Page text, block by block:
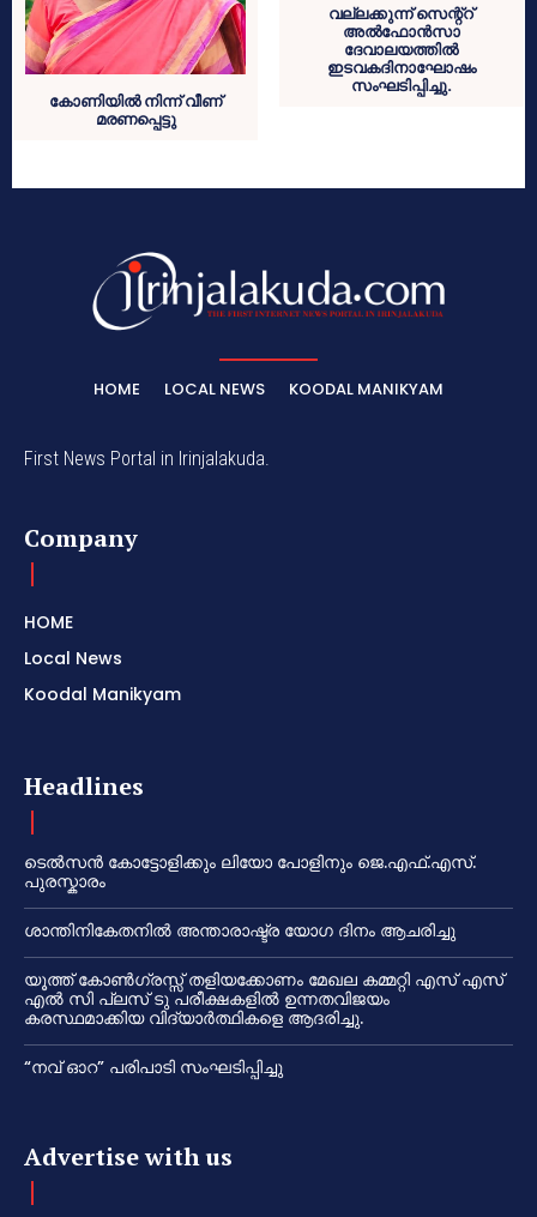
കോണിയിൽ നിന്ന് വീണ്
മരണപ്പെട്ടു
വല്ലക്കുന്ന് സെന്റ്റ്
അൽഫോൻസാ
ദേവാലയത്തിൽ
ഇടവകദിനാഘോഷം
സംഘടിപ്പിച്ചു.
HOME LOCAL NEWS KOODAL MANIKYAM
First News Portal in Irinjalakuda.
Company
HOME
Local News
Koodal Manikyam
Headlines
ടെൽസൻ കോട്ടോളിക്കും ലിയോ പോളിനും ജെ.എഫ്.എസ്.
പുരസ്കാരം
ശാന്തിനികേതനിൽ അന്താരാഷ്ട്ര യോഗ ദിനം ആചരിച്ചു
യൂത്ത് കോൺഗ്രസ്സ് തളിയക്കോണം മേഖല കമ്മറ്റി എസ് എസ്
എൽ സി പ്ലസ് ടു പരീക്ഷകളിൽ ഉന്നതവിജയം
കരസ്ഥമാക്കിയ വിദ്യാർത്ഥികളെ ആദരിച്ചു.
“നവ് ഓറ” പരിപാടി സംഘടിപ്പിച്ചു
Advertise with us